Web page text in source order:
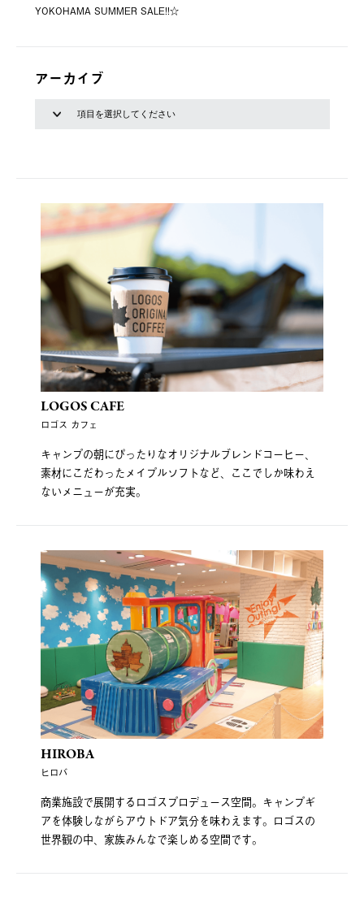
YOKOHAMA SUMMER SALE!!☆
アーカイブ
LOGOS CAFE
ロゴス カフェ
キャンプの朝にぴったりなオリジナルブレンドコーヒー、
素材にこだわったメイプルソフトなど、ここでしか味わえ
ないメニューが充実。
HIROBA
ヒロバ
商業施設で展開するロゴスプロデュース空間。キャンプギ
アを体験しながらアウトドア気分を味わえます。ロゴスの
世界観の中、家族みんなで楽しめる空間です。